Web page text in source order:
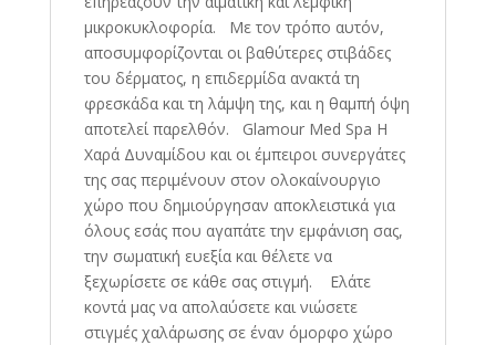
μικροκυκλοφορία. Με τον τρόπο αυτόν,
αποσυμφορίζονται οι βαθύτερες στιβάδες
του δέρματος, η επιδερμίδα ανακτά τη
φρεσκάδα και τη λάμψη της, και η θαμπή όψη
αποτελεί παρελθόν. Glamour Med Spa Η
Χαρά Δυναμίδου και οι έμπειροι συνεργάτες
της σας περιμένουν στον ολοκαίνουργιο
χώρο που δημιούργησαν αποκλειστικά για
όλους εσάς που αγαπάτε την εμφάνιση σας,
την σωματική ευεξία και θέλετε να
ξεχωρίσετε σε κάθε σας στιγμή. Ελάτε
κοντά μας να απολαύσετε και νιώσετε
στιγμές χαλάρωσης σε έναν όμορφο χώρο